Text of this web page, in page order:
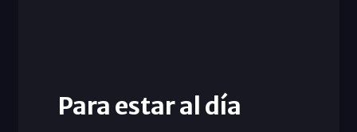
Para estar al día